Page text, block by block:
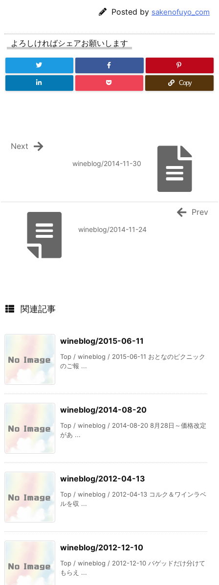
Posted by sakenofuyo_com
よろしければシェアお願いします
Copy
wineblog/2014-11-30
Next
wineblog/2014-11-24
Prev
関連記事
wineblog/2015-06-11
Top / wineblog / 2015-06-11 おとなのピクニック
のご報 ...
wineblog/2014-08-20
Top / wineblog / 2014-08-20 8月28日～価格改定
があ ...
wineblog/2012-04-13
Top / wineblog / 2012-04-13 コルク＆ワインラベ
ルを収 ...
wineblog/2012-12-10
Top / wineblog / 2012-12-10 バゲッドだけ分けて
もらえ ...